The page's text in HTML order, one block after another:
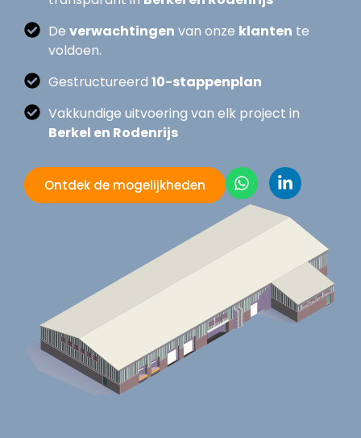
De verwachtingen van onze klanten te
voldoen.
Gestructureerd 10-stappenplan
Vakkundige uitvoering van elk project in
Berkel en Rodenrijs
Ontdek de mogelijkheden